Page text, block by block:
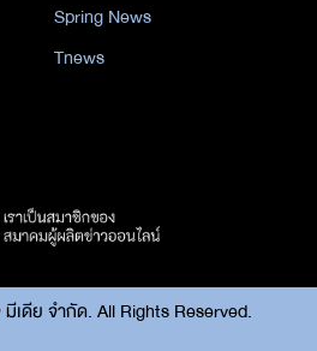
Spring News
Tnews
เดีย จำกัด. All Rights Reserved.